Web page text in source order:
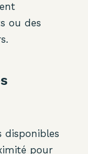
ou des
disponibles
pour